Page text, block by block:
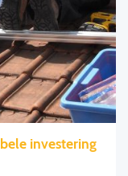
investering